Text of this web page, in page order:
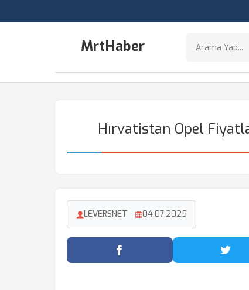
MrtHaber
Hırvatistan Opel
LEVERSNET 04.07.2025
Facebook'ta Paylaş